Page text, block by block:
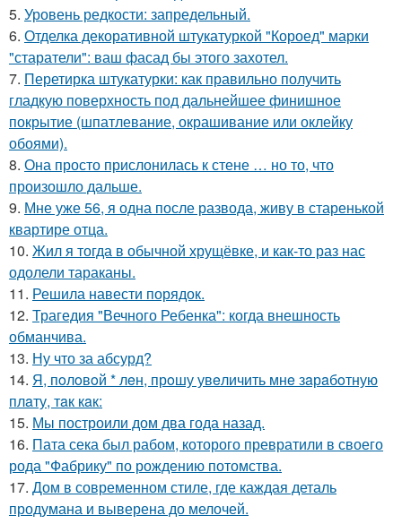
5. Уровень редкости: запредельный.
6. Отделка декоративной штукатуркой "Короед" марки
"старатели": ваш фасад бы этого захотел.
7. Перетирка штукатурки: как правильно получить
гладкую поверхность под дальнейшее финишное
покрытие (шпатлевание, окрашивание или оклейку
обоями).
8. Она просто прислонилась к стене … но то, что
произошло дальше.
9. Мне уже 56, я одна после развода, живу в старенькой
квартире отца.
10. Жил я тогда в обычной хрущёвке, и как-то раз нас
одолели тараканы.
11. Решила навести порядок.
12. Трагедия "Вечного Ребенка": когда внешность
обманчива.
13. Ну что за абсурд?
14. Я, пoлoвoй * лeн, прoшу увeличить мнe зaрaбoтную
плaту, тaк кaк:
15. Мы построили дом два года назад.
16. Пата сека был рабом, которого превратили в своего
рода "Фабрику" по рождению потомства.
17. Дом в современном стиле, где каждая деталь
продумана и выверена до мелочей.